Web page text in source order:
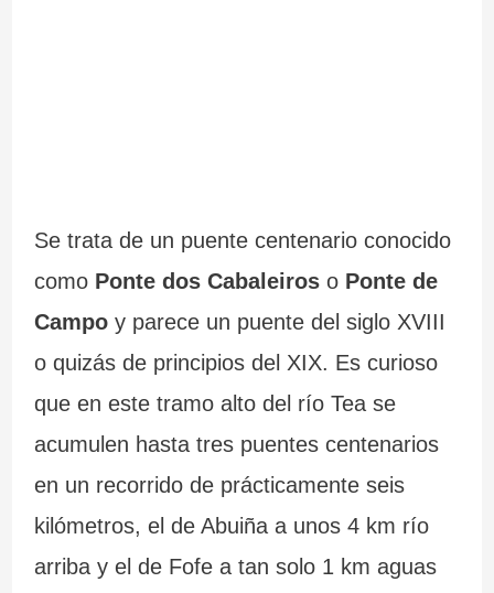
Se trata de un puente centenario conocido
como Ponte dos Cabaleiroso Ponte de
Campoy parece un puente del siglo XVIII
o quizás de principios del XIX. Es curioso
que en este tramo alto del río Tea se
acumulen hasta tres puentes centenarios
en un recorrido de prácticamente seis
kilómetros, el de Abuiña a unos 4 km río
arriba y el de Fofe a tan solo 1 km aguas